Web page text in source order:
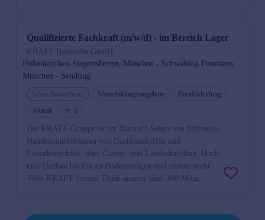
Qualifizierte Fachkraft (m/w/d) - im Bereich Lager
KRAFT Baustoffe GmbH
Höhenkirchen-Siegertsbrunn, München - Schwabing-Freimann,
München - Sendling
Schnellbewerbung Weiterbildungsangebote
Berufskleidung
Jobrad
3
Die KRAFT-Gruppe ist im Baustoff-Sektor ein führendes
Handelsunternehmen von Dachbaustoffen und
Fassadentechnik, über Garten- und Landschaftsbau, Hoch-
und Tiefbau bis hin zu Bodenbelägen und vielem mehr.
Volle KRAFT voraus: Dank unserer über 300 Mitar...